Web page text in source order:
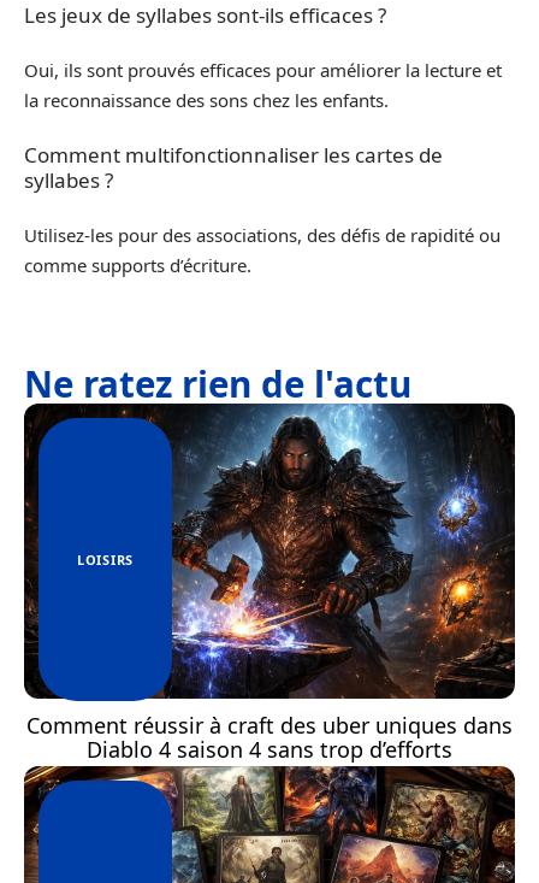
Les jeux de syllabes sont-ils efficaces ?
Oui, ils sont prouvés efficaces pour améliorer la lecture et
la reconnaissance des sons chez les enfants.
Comment multifonctionnaliser les cartes de
syllabes ?
Utilisez-les pour des associations, des défis de rapidité ou
comme supports d’écriture.
Ne ratez rien de l'actu
LOISIRS
Comment réussir à craft des uber uniques dans
Diablo 4 saison 4 sans trop d’efforts